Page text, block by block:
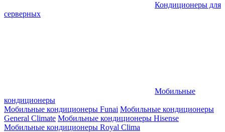
Кондиционеры для
серверных
Мобильные
кондиционеры
Мобильные кондиционеры Funai Мобильные кондиционеры
General Climate Мобильные кондиционеры Hisense
Мобильные кондиционеры Royal Clima